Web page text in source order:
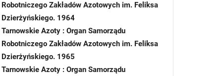
Robotniczego Zakładów Azotowych im. Feliksa
Dzierżyńskiego. 1964
Tarnowskie Azoty : Organ Samorządu
Robotniczego Zakładów Azotowych im. Feliksa
Dzierżyńskiego. 1965
Tarnowskie Azoty : Organ Samorządu